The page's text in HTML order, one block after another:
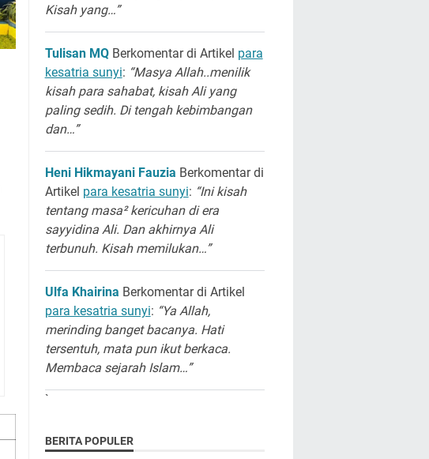
Kisah yang…”
Tulisan MQBerkomentar di Artikel para
kesatria sunyi: “Masya Allah..menilik
kisah para sahabat, kisah Ali yang
paling sedih. Di tengah kebimbangan
dan…”
Heni Hikmayani Fauzia Berkomentar di
Artikel para kesatria sunyi: “Ini kisah
tentang masa² kericuhan di era
sayyidina Ali. Dan akhirnya Ali
terbunuh. Kisah memilukan…”
Ulfa Khairina Berkomentar di Artikel
para kesatria sunyi: “Ya Allah,
merinding banget bacanya. Hati
tersentuh, mata pun ikut berkaca.
Membaca sejarah Islam…”
`
BERITA POPULER